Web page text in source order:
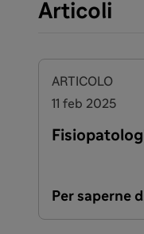
Articoli
ARTICOLO
11 feb 2025
Per saperne